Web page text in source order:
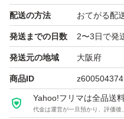
配送の方法 おてがる配
発送までの日数 2〜3日で発
発送元の地域 大阪府
商品ID z600504374
Yahoo!フリマは全品送
代金は運営が一旦預かり、評価後